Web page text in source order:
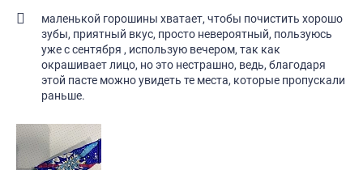
маленькой горошины хватает, чтобы почистить хорошо
зубы, приятный вкус, просто невероятный, пользуюсь
уже с сентября , использую вечером, так как
окрашивает лицо, но это нестрашно, ведь, благодаря
этой пасте можно увидеть те места, которые пропускали
раньше.